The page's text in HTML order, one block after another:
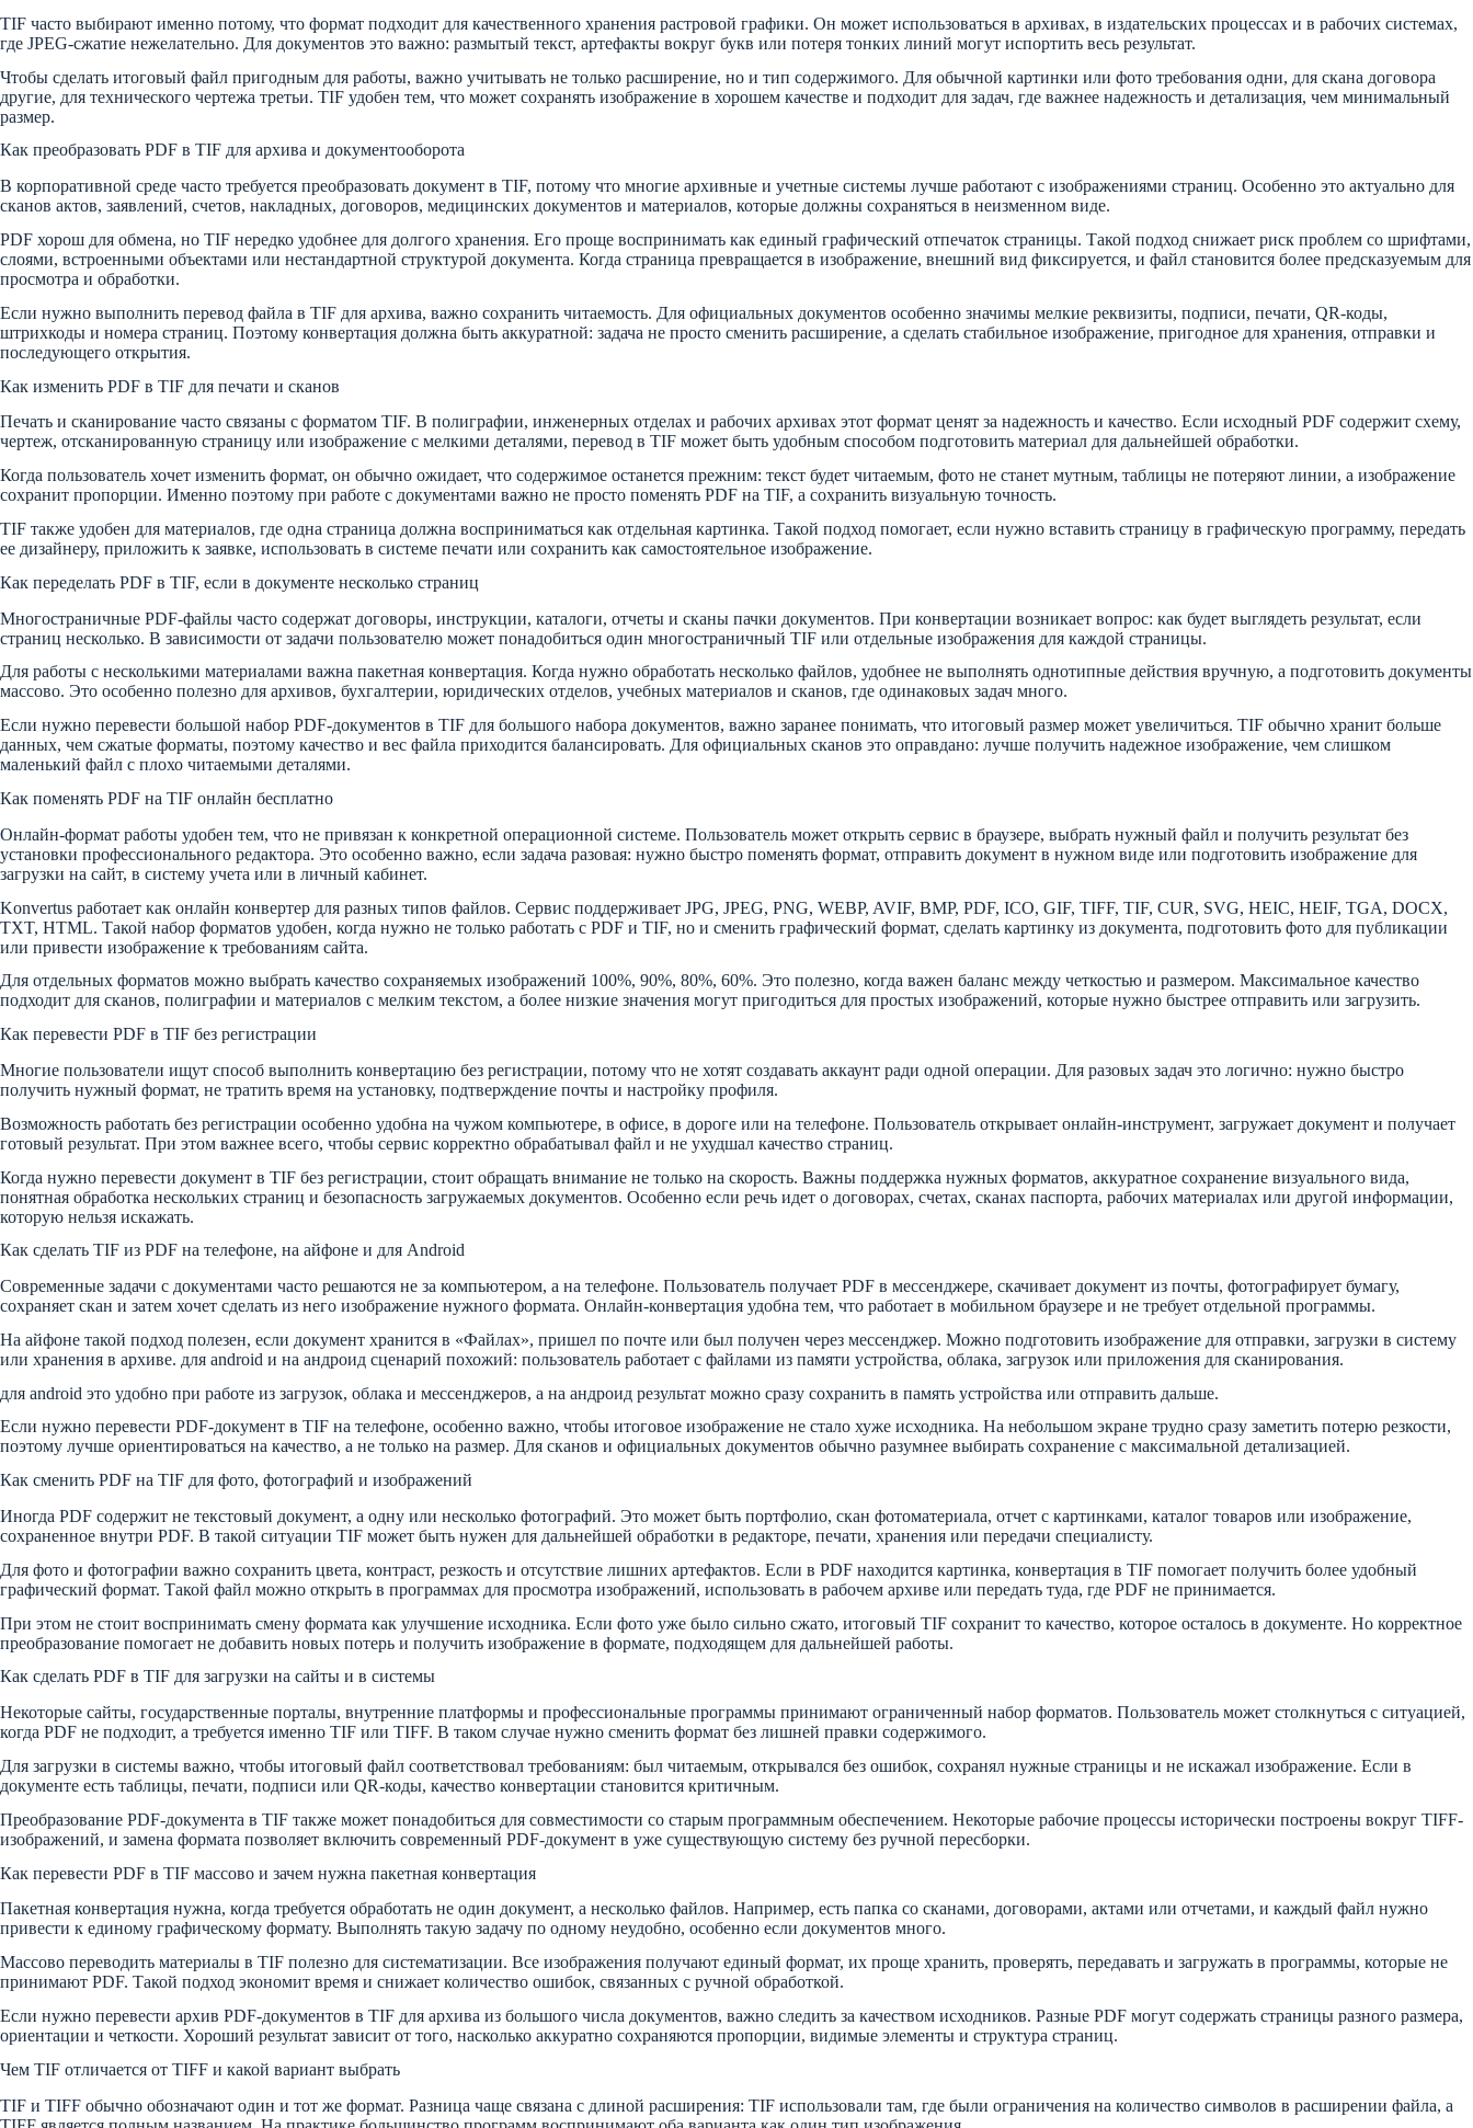
TIF часто выбирают именно потому, что формат подходит для качественного хранения растровой графики. Он может использоваться в архивах, в издательских процессах и в рабочих системах,
где JPEG-сжатие нежелательно. Для документов это важно: размытый текст, артефакты вокруг букв или потеря тонких линий могут испортить весь результат.
Чтобы сделать итоговый файл пригодным для работы, важно учитывать не только расширение, но и тип содержимого. Для обычной картинки или фото требования одни, для скана договора
другие, для технического чертежа третьи. TIF удобен тем, что может сохранять изображение в хорошем качестве и подходит для задач, где важнее надежность и детализация, чем минимальный
размер.
Как преобразовать PDF в TIF для архива и документооборота
В корпоративной среде часто требуется преобразовать документ в TIF, потому что многие архивные и учетные системы лучше работают с изображениями страниц. Особенно это актуально для
сканов актов, заявлений, счетов, накладных, договоров, медицинских документов и материалов, которые должны сохраняться в неизменном виде.
PDF хорош для обмена, но TIF нередко удобнее для долгого хранения. Его проще воспринимать как единый графический отпечаток страницы. Такой подход снижает риск проблем со шрифтами,
слоями, встроенными объектами или нестандартной структурой документа. Когда страница превращается в изображение, внешний вид фиксируется, и файл становится более предсказуемым для
просмотра и обработки.
Если нужно выполнить перевод файла в TIF для архива, важно сохранить читаемость. Для официальных документов особенно значимы мелкие реквизиты, подписи, печати, QR-коды,
штрихкоды и номера страниц. Поэтому конвертация должна быть аккуратной: задача не просто сменить расширение, а сделать стабильное изображение, пригодное для хранения, отправки и
последующего открытия.
Как изменить PDF в TIF для печати и сканов
Печать и сканирование часто связаны с форматом TIF. В полиграфии, инженерных отделах и рабочих архивах этот формат ценят за надежность и качество. Если исходный PDF содержит схему,
чертеж, отсканированную страницу или изображение с мелкими деталями, перевод в TIF может быть удобным способом подготовить материал для дальнейшей обработки.
Когда пользователь хочет изменить формат, он обычно ожидает, что содержимое останется прежним: текст будет читаемым, фото не станет мутным, таблицы не потеряют линии, а изображение
сохранит пропорции. Именно поэтому при работе с документами важно не просто поменять PDF на TIF, а сохранить визуальную точность.
TIF также удобен для материалов, где одна страница должна восприниматься как отдельная картинка. Такой подход помогает, если нужно вставить страницу в графическую программу, передать
ее дизайнеру, приложить к заявке, использовать в системе печати или сохранить как самостоятельное изображение.
Как переделать PDF в TIF, если в документе несколько страниц
Многостраничные PDF-файлы часто содержат договоры, инструкции, каталоги, отчеты и сканы пачки документов. При конвертации возникает вопрос: как будет выглядеть результат, если
страниц несколько. В зависимости от задачи пользователю может понадобиться один многостраничный TIF или отдельные изображения для каждой страницы.
Для работы с несколькими материалами важна пакетная конвертация. Когда нужно обработать несколько файлов, удобнее не выполнять однотипные действия вручную, а подготовить документы
массово. Это особенно полезно для архивов, бухгалтерии, юридических отделов, учебных материалов и сканов, где одинаковых задач много.
Если нужно перевести большой набор PDF-документов в TIF для большого набора документов, важно заранее понимать, что итоговый размер может увеличиться. TIF обычно хранит больше
данных, чем сжатые форматы, поэтому качество и вес файла приходится балансировать. Для официальных сканов это оправдано: лучше получить надежное изображение, чем слишком
маленький файл с плохо читаемыми деталями.
Как поменять PDF на TIF онлайн бесплатно
Онлайн-формат работы удобен тем, что не привязан к конкретной операционной системе. Пользователь может открыть сервис в браузере, выбрать нужный файл и получить результат без
установки профессионального редактора. Это особенно важно, если задача разовая: нужно быстро поменять формат, отправить документ в нужном виде или подготовить изображение для
загрузки на сайт, в систему учета или в личный кабинет.
Konvertus работает как онлайн конвертер для разных типов файлов. Сервис поддерживает JPG, JPEG, PNG, WEBP, AVIF, BMP, PDF, ICO, GIF, TIFF, TIF, CUR, SVG, HEIC, HEIF, TGA, DOCX,
TXT, HTML. Такой набор форматов удобен, когда нужно не только работать с PDF и TIF, но и сменить графический формат, сделать картинку из документа, подготовить фото для публикации
или привести изображение к требованиям сайта.
Для отдельных форматов можно выбрать качество сохраняемых изображений 100%, 90%, 80%, 60%. Это полезно, когда важен баланс между четкостью и размером. Максимальное качество
подходит для сканов, полиграфии и материалов с мелким текстом, а более низкие значения могут пригодиться для простых изображений, которые нужно быстрее отправить или загрузить.
Как перевести PDF в TIF без регистрации
Многие пользователи ищут способ выполнить конвертацию без регистрации, потому что не хотят создавать аккаунт ради одной операции. Для разовых задач это логично: нужно быстро
получить нужный формат, не тратить время на установку, подтверждение почты и настройку профиля.
Возможность работать без регистрации особенно удобна на чужом компьютере, в офисе, в дороге или на телефоне. Пользователь открывает онлайн-инструмент, загружает документ и получает
готовый результат. При этом важнее всего, чтобы сервис корректно обрабатывал файл и не ухудшал качество страниц.
Когда нужно перевести документ в TIF без регистрации, стоит обращать внимание не только на скорость. Важны поддержка нужных форматов, аккуратное сохранение визуального вида,
понятная обработка нескольких страниц и безопасность загружаемых документов. Особенно если речь идет о договорах, счетах, сканах паспорта, рабочих материалах или другой информации,
которую нельзя искажать.
Как сделать TIF из PDF на телефоне, на айфоне и для Android
Современные задачи с документами часто решаются не за компьютером, а на телефоне. Пользователь получает PDF в мессенджере, скачивает документ из почты, фотографирует бумагу,
сохраняет скан и затем хочет сделать из него изображение нужного формата. Онлайн-конвертация удобна тем, что работает в мобильном браузере и не требует отдельной программы.
На айфоне такой подход полезен, если документ хранится в «Файлах», пришел по почте или был получен через мессенджер. Можно подготовить изображение для отправки, загрузки в систему
или хранения в архиве. для android и на андроид сценарий похожий: пользователь работает с файлами из памяти устройства, облака, загрузок или приложения для сканирования.
для android это удобно при работе из загрузок, облака и мессенджеров, а на андроид результат можно сразу сохранить в память устройства или отправить дальше.
Если нужно перевести PDF-документ в TIF на телефоне, особенно важно, чтобы итоговое изображение не стало хуже исходника. На небольшом экране трудно сразу заметить потерю резкости,
поэтому лучше ориентироваться на качество, а не только на размер. Для сканов и официальных документов обычно разумнее выбирать сохранение с максимальной детализацией.
Как сменить PDF на TIF для фото, фотографий и изображений
Иногда PDF содержит не текстовый документ, а одну или несколько фотографий. Это может быть портфолио, скан фотоматериала, отчет с картинками, каталог товаров или изображение,
сохраненное внутри PDF. В такой ситуации TIF может быть нужен для дальнейшей обработки в редакторе, печати, хранения или передачи специалисту.
Для фото и фотографии важно сохранить цвета, контраст, резкость и отсутствие лишних артефактов. Если в PDF находится картинка, конвертация в TIF помогает получить более удобный
графический формат. Такой файл можно открыть в программах для просмотра изображений, использовать в рабочем архиве или передать туда, где PDF не принимается.
При этом не стоит воспринимать смену формата как улучшение исходника. Если фото уже было сильно сжато, итоговый TIF сохранит то качество, которое осталось в документе. Но корректное
преобразование помогает не добавить новых потерь и получить изображение в формате, подходящем для дальнейшей работы.
Как сделать PDF в TIF для загрузки на сайты и в системы
Некоторые сайты, государственные порталы, внутренние платформы и профессиональные программы принимают ограниченный набор форматов. Пользователь может столкнуться с ситуацией,
когда PDF не подходит, а требуется именно TIF или TIFF. В таком случае нужно сменить формат без лишней правки содержимого.
Для загрузки в системы важно, чтобы итоговый файл соответствовал требованиям: был читаемым, открывался без ошибок, сохранял нужные страницы и не искажал изображение. Если в
документе есть таблицы, печати, подписи или QR-коды, качество конвертации становится критичным.
Преобразование PDF-документа в TIF также может понадобиться для совместимости со старым программным обеспечением. Некоторые рабочие процессы исторически построены вокруг TIFF-
изображений, и замена формата позволяет включить современный PDF-документ в уже существующую систему без ручной пересборки.
Как перевести PDF в TIF массово и зачем нужна пакетная конвертация
Пакетная конвертация нужна, когда требуется обработать не один документ, а несколько файлов. Например, есть папка со сканами, договорами, актами или отчетами, и каждый файл нужно
привести к единому графическому формату. Выполнять такую задачу по одному неудобно, особенно если документов много.
Массово переводить материалы в TIF полезно для систематизации. Все изображения получают единый формат, их проще хранить, проверять, передавать и загружать в программы, которые не
принимают PDF. Такой подход экономит время и снижает количество ошибок, связанных с ручной обработкой.
Если нужно перевести архив PDF-документов в TIF для архива из большого числа документов, важно следить за качеством исходников. Разные PDF могут содержать страницы разного размера,
ориентации и четкости. Хороший результат зависит от того, насколько аккуратно сохраняются пропорции, видимые элементы и структура страниц.
Чем TIF отличается от TIFF и какой вариант выбрать
TIF и TIFF обычно обозначают один и тот же формат. Разница чаще связана с длиной расширения: TIF использовали там, где были ограничения на количество символов в расширении файла, а